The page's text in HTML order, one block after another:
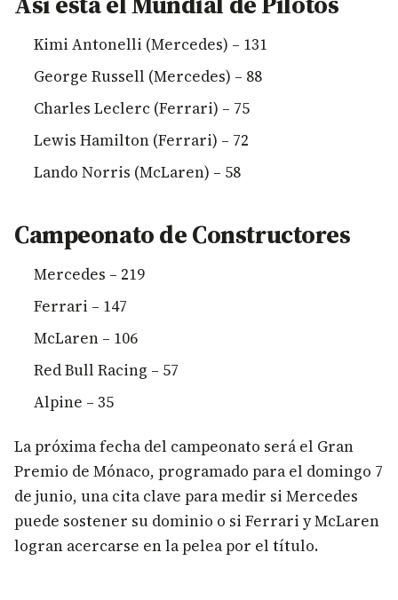
Kimi Antonelli (Mercedes) – 131
George Russell (Mercedes) – 88
Charles Leclerc (Ferrari) – 75
Lewis Hamilton (Ferrari) – 72
Lando Norris (McLaren) – 58
Campeonato de Constructores
Mercedes – 219
Ferrari – 147
McLaren – 106
Red Bull Racing – 57
Alpine – 35
La próxima fecha del campeonato será el Gran
Premio de Mónaco, programado para el domingo 7
de junio, una cita clave para medir si Mercedes
puede sostener su dominio o si Ferrari y McLaren
logran acercarse en la pelea por el título.